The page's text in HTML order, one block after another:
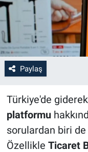
Paylaş
Türkiye'de
platformu
sorulardan biri de
Özellikle Ticaret